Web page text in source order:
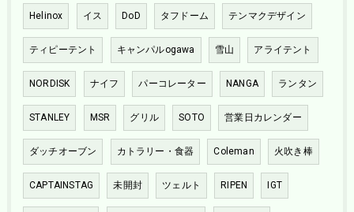
Helinox イス DoD タフドーム テンマクデザイン
ティピーテント キャンパルogawa 雪山 アライテント
NORDISK ナイフ パーコレーター NANGA ランタン
STANLEY MSR グリル SOTO 営業日カレンダー
ダッチオーブン カトラリー・食器 Coleman 火吹き棒
CAPTAINSTAG 未開封 ツェルト RIPEN IGT